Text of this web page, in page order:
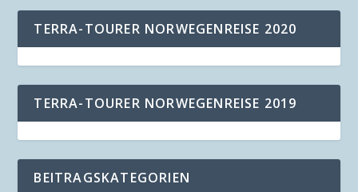
TERRA-TOURER NORWEGENREISE 2020
TERRA-TOURER NORWEGENREISE 2019
BEITRAGSKATEGORIEN